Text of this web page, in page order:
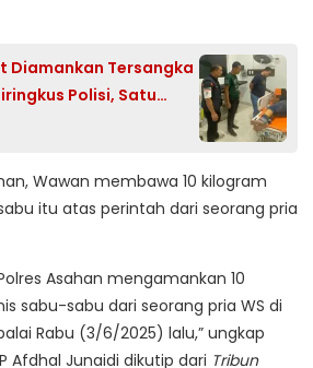
Diamankan Tersangka
Polisi, Satu
Wawan membawa 10 kilogram
itu atas perintah dari seorang pria
Asahan mengamankan 10
sabu-sabu dari seorang pria WS di
Rabu (3/6/2025) lalu,” ungkap
Afdhal Junaidi dikutip dari Tribun